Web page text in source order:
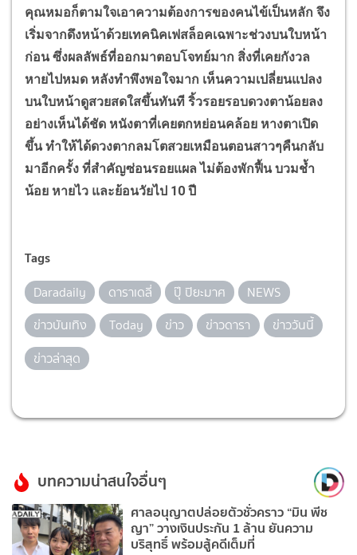
คุณหมอก็ตามใจเอาความต้องการของคนไข้เป็นหลัก จึง
เริ่มจากดึงหน้าด้วยเทคนิคเฟสล็อคเฉพาะช่วงบนใบหน้า
ก่อน ซึ่งผลลัพธ์ที่ออกมาตอบโจทย์มาก สิ่งที่เคยกังวล
หายไปหมด หลังทำพึงพอใจมาก เห็นความเปลี่ยนแปลง
บนใบหน้าดูสวยสดใสขึ้นทันที ริ้วรอยรอบดวงตาน้อยลง
อย่างเห็นได้ชัด หนังตาที่เคยตกหย่อนคล้อย หางตาเปิด
ขึ้น ทำให้ได้ดวงตากลมโตสวยเหมือนตอนสาวๆคืนกลับ
มาอีกครั้ง ที่สำคัญซ่อนรอยแผล ไม่ต้องพักฟื้น บวมช้ำ
น้อย หายไว และย้อนวัยไป 10 ปี
Tags
Daradaily ดาราเดลี่ ปุ๊ ปิยะมาศ
NEWS
ข่าวบันเทิง
Today ข่าว ข่าวดารา
ข่าววันนี้
ข่าวล่าสุด
บทความน่าสนใจอื่นๆ
ศาลอนุญาตปล่อยตัวชั่วคราว “มิน พีช
ญา” วางเงินประกัน 1 ล้าน ยันความ
บริสุทธิ์ พร้อมสู้คดีเต็มที่